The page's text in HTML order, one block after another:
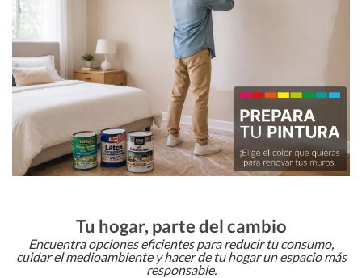
Tu hogar, parte del cambio
Encuentra opciones eficientes para reducir tu consumo,
cuidar el medioambiente y hacer de tu hogar un espacio más
responsable.